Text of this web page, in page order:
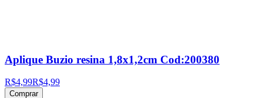
Aplique Buzio resina 1,8x1,2cm Cod:200380
R$4,99R$4,99
Comprar